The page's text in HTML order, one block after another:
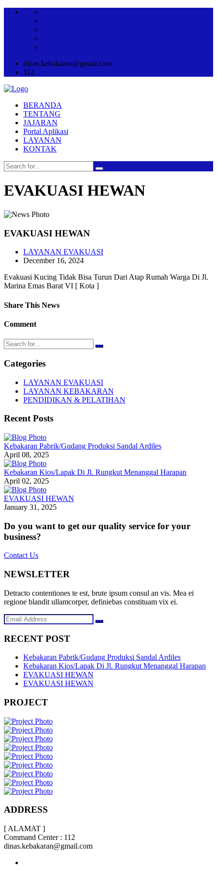
dinas.kebakaran@gmail.com
112
BERANDA
TENTANG
JAJARAN
Portal Aplikasi
LAYANAN
KONTAK
EVAKUASI HEWAN
EVAKUASI HEWAN
LAYANAN EVAKUASI
December 16, 2024
Evakuasi Kucing Tidak Bisa Turun Dari Atap Rumah Warga Di Jl.
Marina Emas Barat VI [ Kota ]
Share This News
Comment
Categories
LAYANAN EVAKUASI
LAYANAN KEBAKARAN
PENDIDIKAN & PELATIHAN
Recent Posts
Kebakaran Pabrik/Gudang Produksi Sandal Ardiles
April 08, 2025
Kebakaran Kios/Lapak Di Jl. Rungkut Menanggal Harapan
April 02, 2025
EVAKUASI HEWAN
January 31, 2025
Do you want to get our quality service for your
business?
Contact Us
NEWSLETTER
Detracto contentiones te est, brute ipsum consul an vis. Mea ei
regione blandit ullamcorper, definiebas constituam vix ei.
RECENT POST
Kebakaran Pabrik/Gudang Produksi Sandal Ardiles
Kebakaran Kios/Lapak Di Jl. Rungkut Menanggal Harapan
EVAKUASI HEWAN
EVAKUASI HEWAN
PROJECT
ADDRESS
[ ALAMAT ]
Command Center : 112
dinas.kebakaran@gmail.com